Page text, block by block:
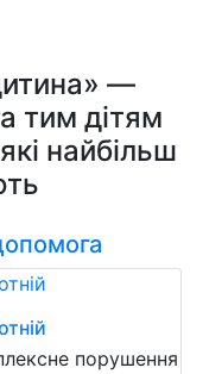
—
тим дітям
найбільш
порушення